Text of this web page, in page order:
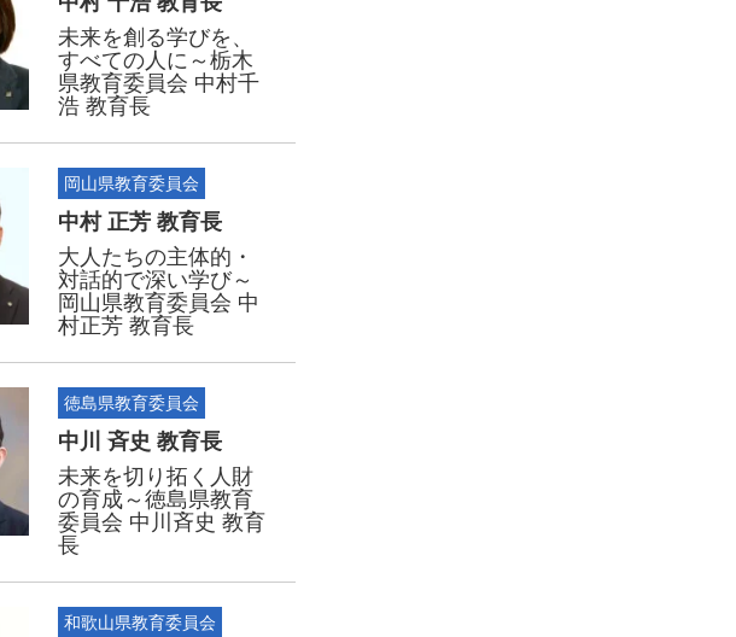
未来を創る学びを、
すべての人に～栃木
県教育委員会 中村千
浩 教育長
岡山県教育委員会
中村 正芳 教育長
大人たちの主体的・
対話的で深い学び～
岡山県教育委員会 中
村正芳 教育長
徳島県教育委員会
中川 斉史 教育長
未来を切り拓く人財
の育成～徳島県教育
委員会 中川斉史 教育
長
和歌山県教育委員会